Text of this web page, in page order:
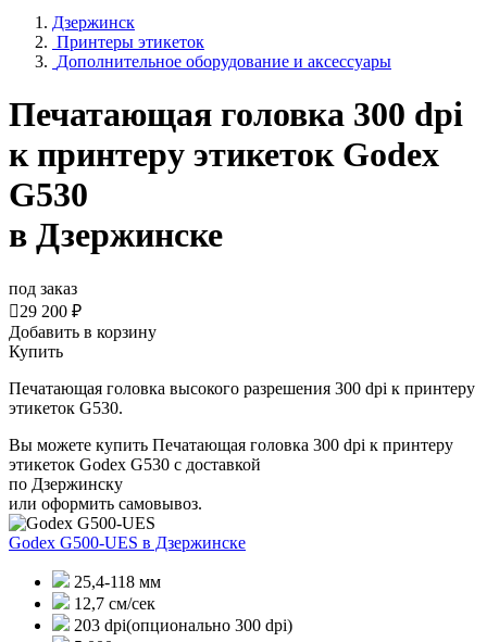
Дзержинск
Принтеры этикеток
Дополнительное оборудование и аксессуары
Печатающая головка 300 dpi
к принтеру этикеток Godex
G530
в Дзержинске
под заказ
29 200 ₽
Добавить в корзину
Купить
Печатающая головка высокого разрешения 300 dpi к принтеру
этикеток G530.
Вы можете купить Печатающая головка 300 dpi к принтеру
этикеток Godex G530 с доставкой
по Дзержинску
или оформить самовывоз.
Godex G500-UES в Дзержинске
25,4-118 мм
12,7 см/сек
203 dpi(опционально 300 dpi)